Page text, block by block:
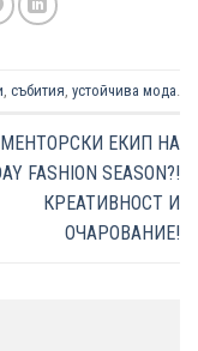
събития устойчива мода
МЕНТОРСКИ ЕКИП НА
FASHION SEASON?!
КРЕАТИВНОСТ И
ОЧАРОВАНИЕ!